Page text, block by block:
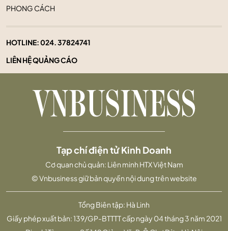
PHONG CÁCH
HOTLINE:024. 37824741
LIÊN HỆ QUẢNG CÁO
Tổng Biên tập: Hà Linh
Giấy phép xuất bản: 139/GP-BTTTT cấp ngày 04 tháng 3 năm 2021
Tạp chí điện tử Kinh Doanh
Cơ quan chủ quản: Liên minh HTX Việt Nam
© Vnbusiness giữ bản quyền nội dung trên website